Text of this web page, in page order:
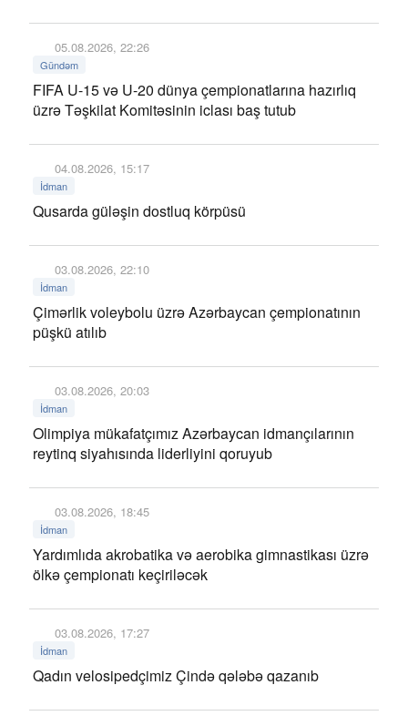
05.08.2026, 22:26
Gündəm
FIFA U-15 və U-20 dünya çempionatlarına hazırlıq
üzrə Təşkilat Komitəsinin iclası baş tutub
04.08.2026, 15:17
İdman
Qusarda güləşin dostluq körpüsü
03.08.2026, 22:10
İdman
Çimərlik voleybolu üzrə Azərbaycan çempionatının
püşkü atılıb
03.08.2026, 20:03
İdman
Olimpiya mükafatçımız Azərbaycan idmançılarının
reytinq siyahısında liderliyini qoruyub
03.08.2026, 18:45
İdman
Yardımlıda akrobatika və aerobika gimnastikası üzrə
ölkə çempionatı keçiriləcək
03.08.2026, 17:27
İdman
Qadın velosipedçimiz Çində qələbə qazanıb